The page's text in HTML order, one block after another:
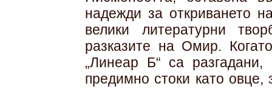
надежди за откриването
велики литературни
разказите на Омир.
„Линеар Б“ са
предимно стоки като овце,